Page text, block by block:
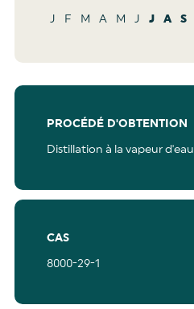
J F M A M J J A S
PROCÉDÉ D'OBTENTION
Distillation à la vapeur d'eau
CAS
8000-29-1